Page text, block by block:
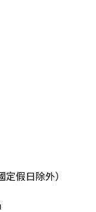
假日除外）